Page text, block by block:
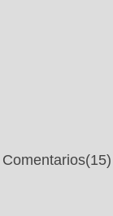
Comentarios(15)